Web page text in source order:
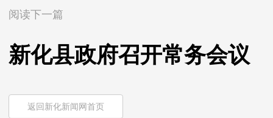
阅读下一篇
新化县政府召开常务会议
返回新化新闻网首页